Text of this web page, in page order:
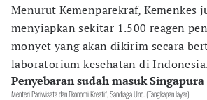
Menurut Kemenparekraf, Kemenkes
menyiapkan sekitar 1.500 reagen
monyet yang akan dikirim secara
laboratorium kesehatan di
Penyebaran sudah masuk Singapura
Menteri Pariwisata dan Ekonomi Kreatif, Sandiaga Uno. (Tangkapan layar)